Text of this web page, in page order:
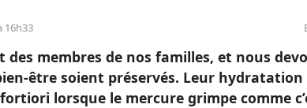
16h33
des membres de nos familles, et nous
être soient préservés. Leur hydratation
lorsque le mercure grimpe comme